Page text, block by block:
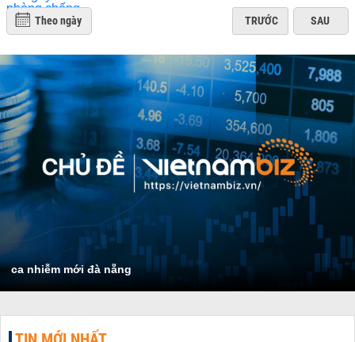
Theo ngày TRƯỚC SAU
ca nhiễm mới đà nẵng